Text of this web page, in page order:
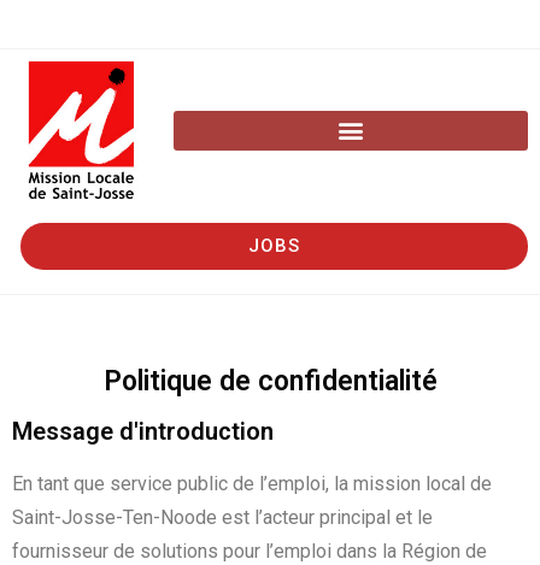
JOBS
Politique de confidentialité
Message d'introduction
En tant que service public de l’emploi, la mission local de
Saint-Josse-Ten-Noode est l’acteur principal et le
fournisseur de solutions pour l’emploi dans la Région de